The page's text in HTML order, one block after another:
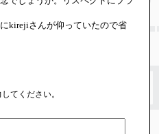
kirejiさんが仰っていたので省
てください。